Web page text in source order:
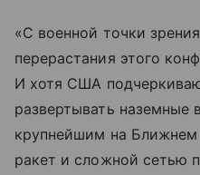
«С военной точки
перерастания этого
И хотя США
развертывать наземные
крупнейшим на Ближнем
ракет и сложной сетью